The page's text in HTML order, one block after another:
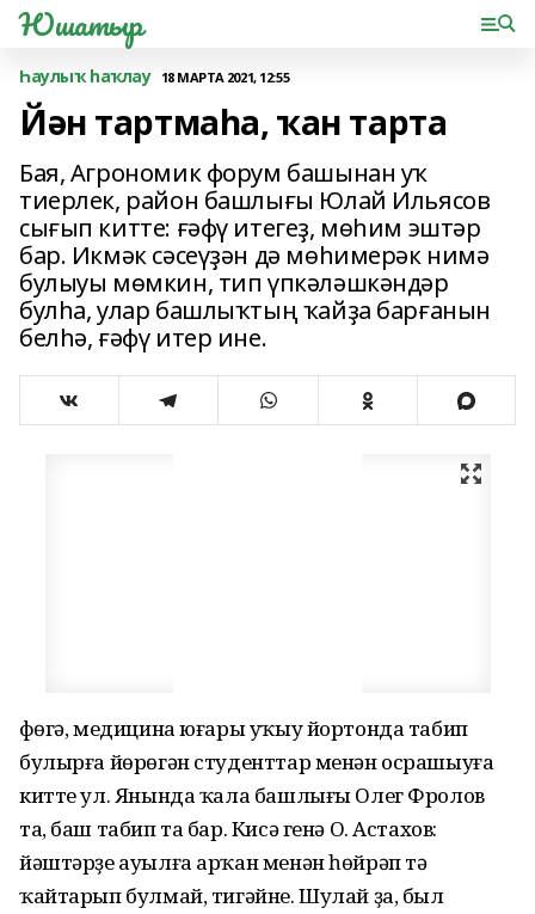
Юшатыр
Һаулыҡ һаҡлау 18 МАРТА 2021, 12:55
Йән тартмаһа, ҡан тарта
Бая, Агрономик форум башынан уҡ
тиерлек, район башлығы Юлай Ильясов
сығып китте: ғәфү итегеҙ, мөһим эштәр
бар. Икмәк сәсеүҙән дә мөһимерәк нимә
булыуы мөмкин, тип үпкәләшкәндәр
булһа, улар башлыҡтың ҡайҙа барғанын
белһә, ғәфү итер ине.
Өфөгә, медицина юғары уҡыу йортонда табип
булырға йөрөгән студенттар менән осрашыуға
китте ул. Янында ҡала башлығы Олег Фролов
та, баш табип та бар. Кисә генә О. Астахов:
йәштәрҙе ауылға арҡан менән һөйрәп тә
ҡайтарып булмай, тигәйне. Шулай ҙа, был